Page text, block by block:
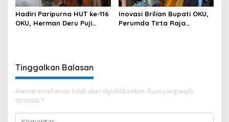
Hadiri Paripurna HUT ke-116
OKU, Herman Deru Puji
Inovasi Brilian Bupati OKU,
Perumda Tirta Raja
Tinggalkan Balasan
Alamat email Anda tidak akan dipublikasikan. Ruas yang wajib
ditandai *